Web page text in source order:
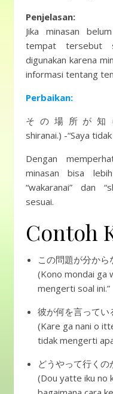
Penjelasan:
Jika minasan
tempat tersebut
digunakan karena
informasi tentang
Perbaikan:
その場所が知
shiranai.) -“Saya
Dengan
minasan bisa
“wakaranai” dan
sesuai.
Contoh
この問題が分から
(Kono mondai ga
mengerti soal ini.”
彼が何を言ってい
(Kare ga nani o
tidak mengerti
どうやって行くの
(Dou yatte iku no